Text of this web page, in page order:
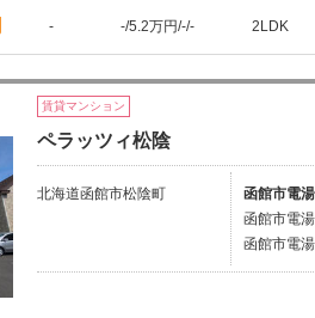
- -/5.2万円/-/- 2LDK
賃貸マンション
ペラッツィ松陰
北海道函館市松陰町
函館市電
函館市電
函館市電